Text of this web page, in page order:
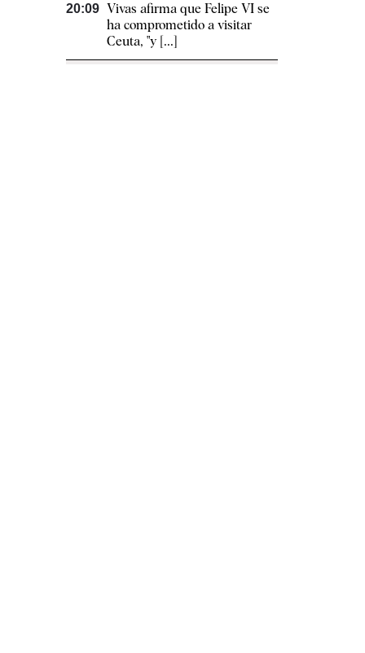
20:09 Vivas afirma que Felipe VI se
ha comprometido a visitar
Ceuta, "y [...]